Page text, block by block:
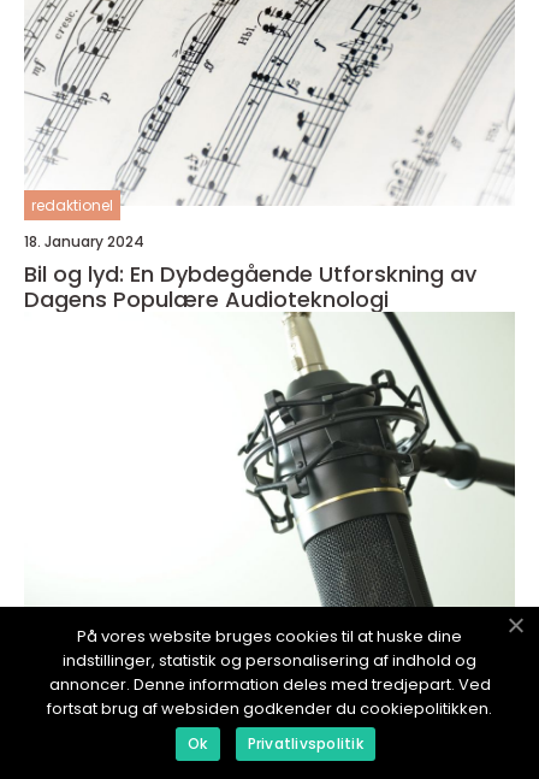
redaktionel
18. January 2024
Bil og lyd: En Dybdegående Utforskning av
Dagens Populære Audioteknologi
redaktionel
17. January 2024
Dårlig lyd på iPhone: En dybdegående
På vores website bruges cookies til at huske dine
indstillinger, statistik og personalisering af indhold og
annoncer. Denne information deles med tredjepart. Ved
fortsat brug af websiden godkender du cookiepolitikken.
Ok Privatlivspolitik